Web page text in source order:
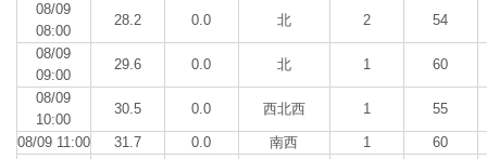
08/09
08:00
28.2 0.0 北 2 54
08/09
09:00
29.6 0.0 北 1 60
08/09
10:00
30.5 0.0 西北西 1 55
08/09 11:00 31.7 0.0 南西 1
60